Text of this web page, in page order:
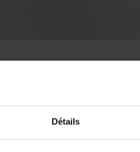
Détails
Convention collective de
et du secteur social.
du secteur d’aide et de